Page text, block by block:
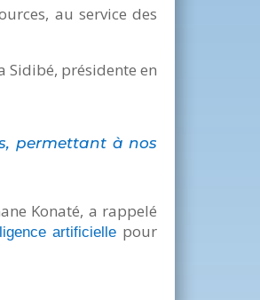
au service des
Sidibé, présidente en
permettant à nos
Konaté, a rappelé
artificielle pour